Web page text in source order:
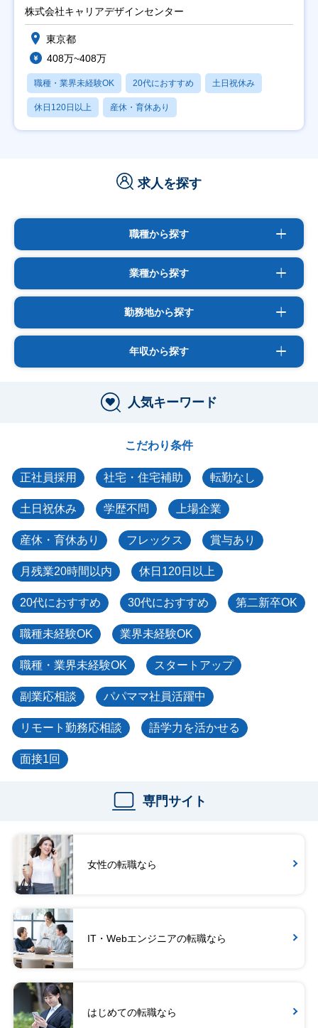
株式会社キャリアデザインセンター
東京都
408万~408万
職種・業界未経験OK 20代におすすめ 土日祝休み
休日120日以上 産休・育休あり
求人を探す
職種から探す
業種から探す
勤務地から探す
年収から探す
人気キーワード
こだわり条件
正社員採用 社宅・住宅補助 転勤なし
土日祝休み 学歴不問 上場企業
産休・育休あり フレックス 賞与あり
月残業20時間以内 休日120日以上
20代におすすめ 30代におすすめ 第二新卒OK
職種未経験OK 業界未経験OK
職種・業界未経験OK スタートアップ
副業応相談 パパママ社員活躍中
リモート勤務応相談 語学力を活かせる
面接1回
専門サイト
女性の転職なら
IT・Webエンジニアの転職なら
はじめての転職なら